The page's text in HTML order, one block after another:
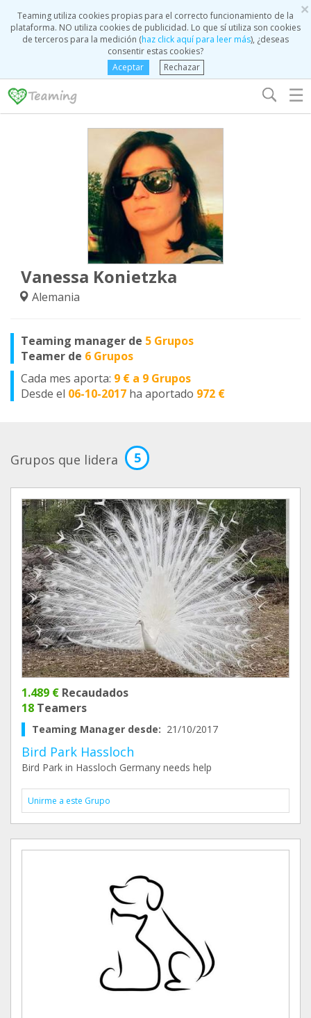
×
Teaming utiliza cookies propias para el correcto funcionamiento de la
plataforma. NO utiliza cookies de publicidad. Lo que sí utiliza son cookies
de terceros para la medición (haz click aquí para leer más), ¿deseas
consentir estas cookies?
Aceptar
Rechazar
☰
Vanessa Konietzka
Alemania
Teaming manager de 5 Grupos
Teamer de 6 Grupos
Cada mes aporta: 9 € a 9 Grupos
Desde el 06-10-2017 ha aportado 972 €
Grupos que lidera 5
1.489 € Recaudados
18 Teamers
Teaming Manager desde: 21/10/2017
Bird Park Hassloch
Bird Park in Hassloch Germany needs help
Unirme a este Grupo